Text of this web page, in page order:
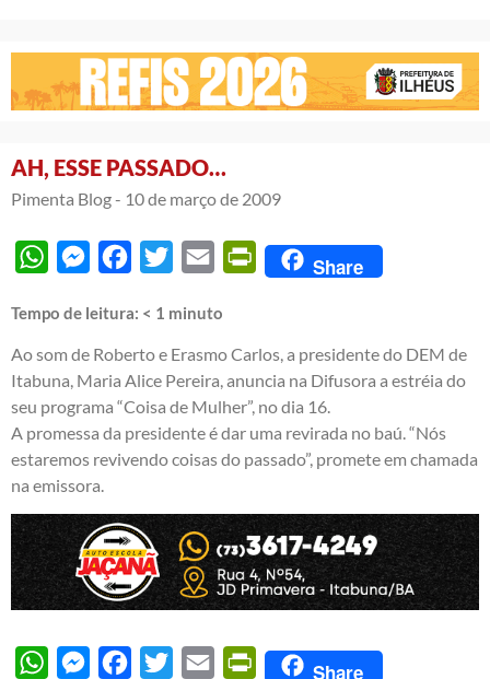
AH, ESSE PASSADO…
Pimenta Blog - 10 de março de 2009
WhatsAppMessengerFacebook
Twitter Email PrintFriendly
Share
Tempo de leitura: < 1 minuto
Ao som de Roberto e Erasmo Carlos, a presidente do DEM de
Itabuna, Maria Alice Pereira, anuncia na Difusora a estréia do
seu programa “Coisa de Mulher”, no dia 16.
A promessa da presidente é dar uma revirada no baú. “Nós
estaremos revivendo coisas do passado”, promete em chamada
na emissora.
WhatsAppMessengerFacebook
Twitter Email PrintFriendly
Share